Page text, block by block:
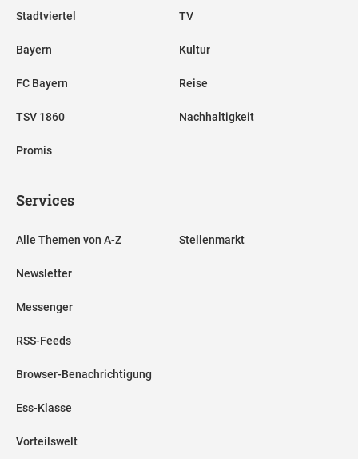
Stadtviertel
Bayern
FC Bayern
TSV 1860
Promis
TV
Kultur
Reise
Nachhaltigkeit
Services
Alle Themen von A-Z
Newsletter
Messenger
RSS-Feeds
Browser-Benachrichtigung
Ess-Klasse
Vorteilswelt
Stellenmarkt